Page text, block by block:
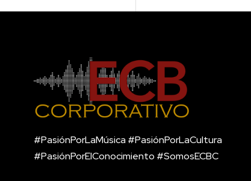
#PasiónPorLaMúsica #PasiónPorLaCultura
#PasiónPorElConocimiento #SomosECBC